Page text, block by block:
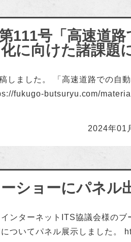
号「高速道路
に向けた諸課題
ました。 「高速道路での自動
fukugo-butsuryu.com/
2024年01
ショーにパネル
ンターネットITS協議会様のブ
ついてパネル展示しました。